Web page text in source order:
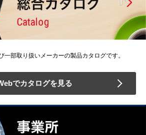
一部取り扱いメーカーの製品カタログです。
でカタログを見る